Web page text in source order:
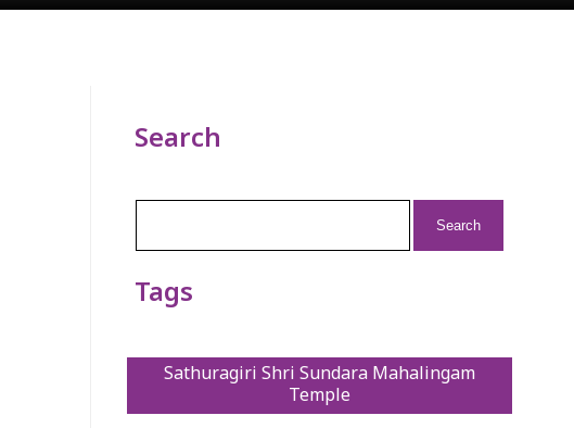
Search
Tags
Sathuragiri Shri Sundara Mahalingam
Temple